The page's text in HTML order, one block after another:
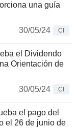
una guía
30/05/24
CI
el Dividendo
Orientación de
30/05/24
CI
el pago del
el 26 de junio de